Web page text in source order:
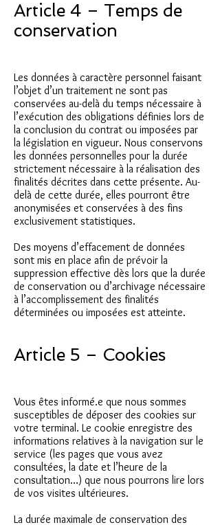
Article 4 – Temps de
conservation
Les données à caractère personnel faisant
l’objet d’un traitement ne sont pas
conservées au-delà du temps nécessaire à
l’exécution des obligations définies lors de
la conclusion du contrat ou imposées par
la législation en vigueur. Nous conservons
les données personnelles pour la durée
strictement nécessaire à la réalisation des
finalités décrites dans cette présente. Au-
delà de cette durée, elles pourront être
anonymisées et conservées à des fins
exclusivement statistiques.
Des moyens d’effacement de données
sont mis en place afin de prévoir la
suppression effective dès lors que la durée
de conservation ou d’archivage nécessaire
à l’accomplissement des finalités
déterminées ou imposées est atteinte.
Article 5 – Cookies
Vous êtes informé.e que nous sommes
susceptibles de déposer des cookies sur
votre terminal. Le cookie enregistre des
informations relatives à la navigation sur le
service (les pages que vous avez
consultées, la date et l’heure de la
consultation…) que nous pourrons lire lors
de vos visites ultérieures.
La durée maximale de conservation des